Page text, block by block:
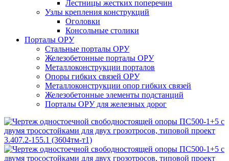
Лестницы жестких поперечин
Узлы крепления конструкций
Оголовки
Консольные столики
Порталы ОРУ
Стальные порталы ОРУ
Железобетонные порталы ОРУ
Металлоконструкции порталов
Опоры гибких связей ОРУ
Металлоконструкции опор гибких связей
Железобетонные элементы подстанций
Порталы ОРУ для железных дорог